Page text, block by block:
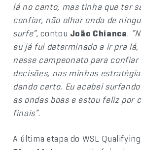
lá no canto, mas tinha que ter
confiar, não olhar onda de
surfe”, contou João Chianca.
eu já fui determinado a ir pra
nesse campeonato para
decisões, nas minhas
dando certo. Eu acabei
as ondas boas e estou feliz por
finais”.
A última etapa do WSL